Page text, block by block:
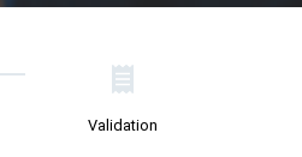
Validation